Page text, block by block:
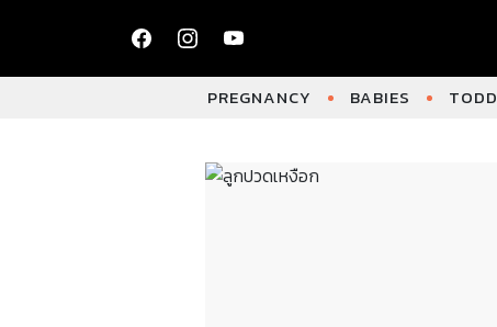
PREGNANCY BABIES